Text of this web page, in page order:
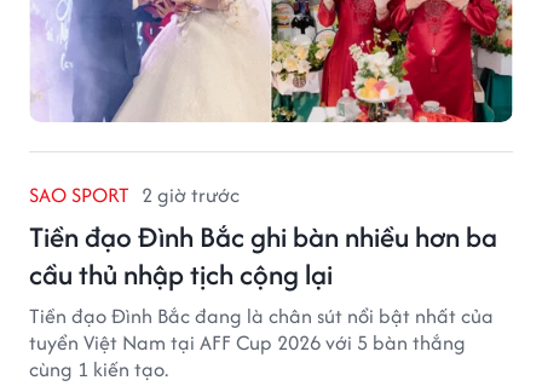
SAO SPORT 2 giờ trước
Tiền đạo Đình Bắc ghi bàn nhiều hơn ba
cầu thủ nhập tịch cộng lại
Tiền đạo Đình Bắc đang là chân sút nổi bật nhất của
tuyển Việt Nam tại AFF Cup 2026 với 5 bàn thắng
cùng 1 kiến tạo.